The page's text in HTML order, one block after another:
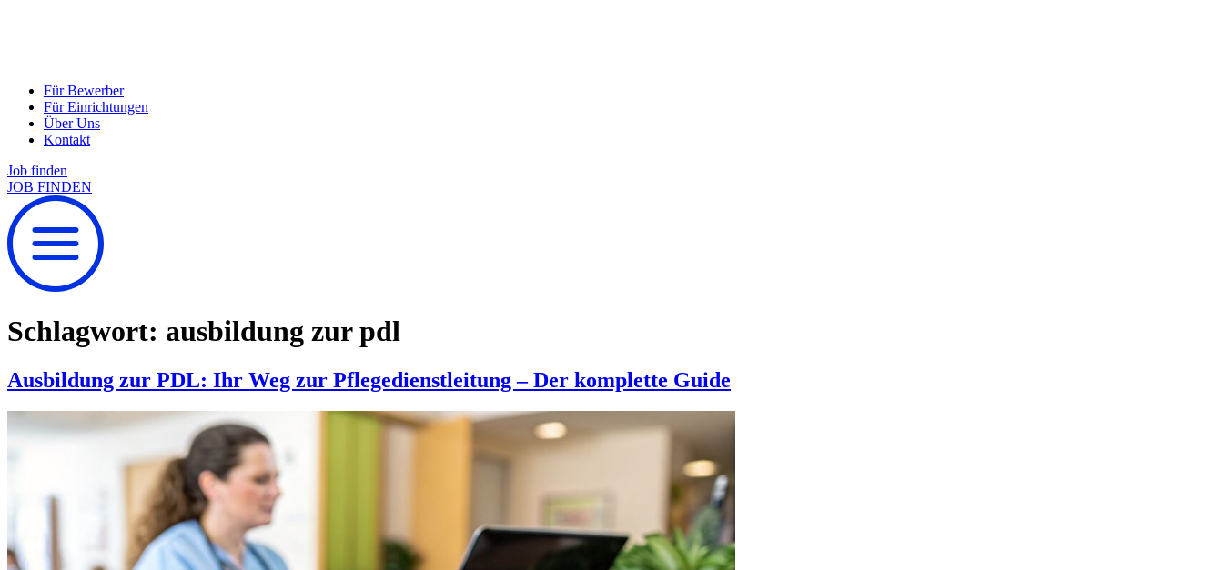
Für Bewerber
Für Einrichtungen
Über Uns
Kontakt
Job finden
JOB FINDEN
Schlagwort: ausbildung zur pdl
Ausbildung zur PDL: Ihr Weg zur Pflegedienstleitung – Der komplette Guide